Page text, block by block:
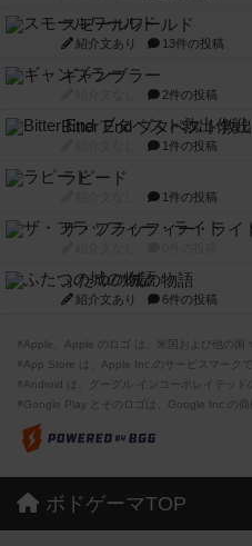
スモールワールド
紹介文あり 13件の投稿
ギャンブラー
2件の投稿
Bitter End ブタペスト救
1件の投稿
ラピード
1件の投稿
ザ・フラッフィー・ライ
ふたつの城の物語
紹介文あり 6件の投稿
※Apple、Apple のロゴ は、米国および他の国
※App Store は、Apple Inc.のサービスマークで
※Android は、グーグル インコーポレイテッド
※Google Play とそのロゴは、Google Inc.の商
ボドゲーマTOP